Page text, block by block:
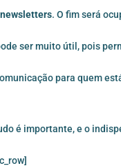
. O fim será
ser muito útil, pois
para quem
é importante, e o